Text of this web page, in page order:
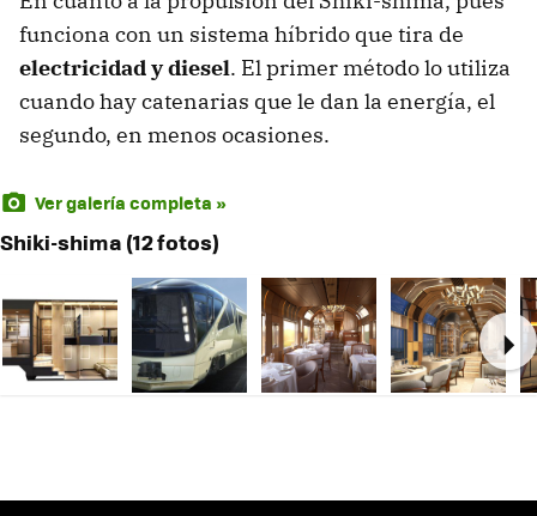
funciona con un sistema híbrido que tira de
electricidad y diesel. El primer método lo utiliza
cuando hay catenarias que le dan la energía, el
segundo, en menos ocasiones.
Ver galería completa »
Shiki-shima (12 fotos)